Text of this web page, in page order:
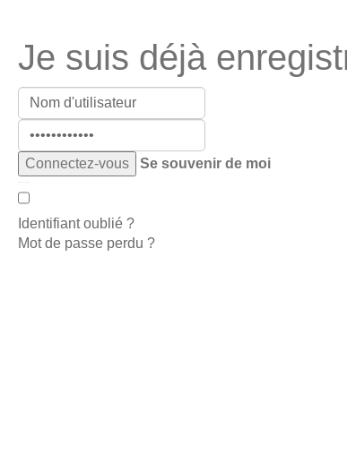
Je suis déjà
Se souvenir de moi
Identifiant oublié ?
Mot de passe perdu ?